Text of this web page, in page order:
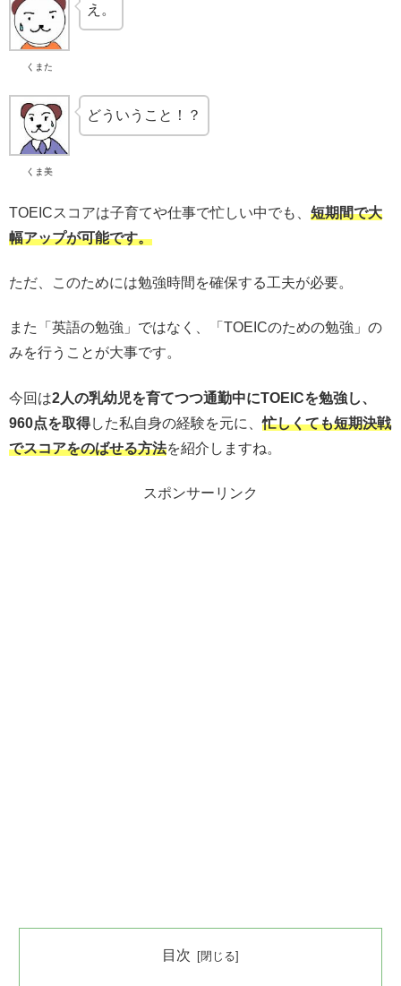
くまた
え。
くま美
どういうこと！？
TOEICスコアは子育てや仕事で忙しい中でも、 短期間で大
幅アップが可能です。
ただ、このためには勉強時間を確保する工夫が必要。
また「英語の勉強」ではなく、「TOEICのための勉強」の
みを行うことが大事です。
今回は2人の乳幼児を育てつつ通勤中にTOEICを勉強し、
960点を取得した私自身の経験を元に、忙しくても短期決戦
でスコアをのばせる方法を紹介しますね。
スポンサーリンク
目次